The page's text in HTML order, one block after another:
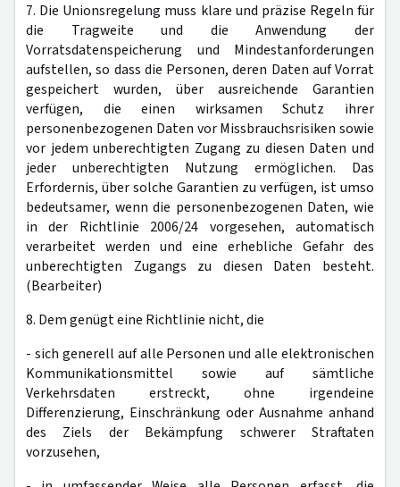
7. Die Unionsregelung muss klare und präzise Regeln für
die Tragweite und die Anwendung der
Vorratsdatenspeicherung und Mindestanforderungen
aufstellen, so dass die Personen, deren Daten auf Vorrat
gespeichert wurden, über ausreichende Garantien
verfügen, die einen wirksamen Schutz ihrer
personenbezogenen Daten vor Missbrauchsrisiken sowie
vor jedem unberechtigten Zugang zu diesen Daten und
jeder unberechtigten Nutzung ermöglichen. Das
Erfordernis, über solche Garantien zu verfügen, ist umso
bedeutsamer, wenn die personenbezogenen Daten, wie
in der Richtlinie 2006/24 vorgesehen, automatisch
verarbeitet werden und eine erhebliche Gefahr des
unberechtigten Zugangs zu diesen Daten besteht.
(Bearbeiter)
8. Dem genügt eine Richtlinie nicht, die
- sich generell auf alle Personen und alle elektronischen
Kommunikationsmittel sowie auf sämtliche
Verkehrsdaten erstreckt, ohne irgendeine
Differenzierung, Einschränkung oder Ausnahme anhand
des Ziels der Bekämpfung schwerer Straftaten
vorzusehen,